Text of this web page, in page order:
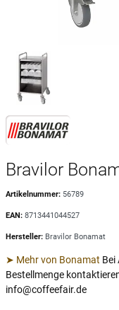
Bravilor
Artikelnummer: 56789
EAN: 8713441044527
Hersteller: Bravilor Bonamat
➤ Mehr von Bonamat Bei
Bestellmenge
info@coffeefair.de